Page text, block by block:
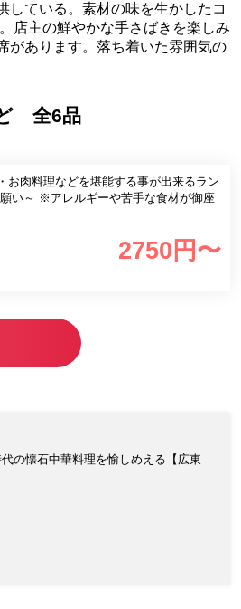
している。素材の味を生かしたコ
店主の鮮やかな手さばきを楽しみ
があります。落ち着いた雰囲気の
ど 全6品
お肉料理などを堪能する事が出来るラン
2750 円〜
の懐石中華料理を愉しめえる【広東